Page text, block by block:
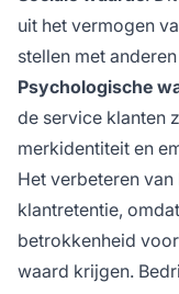
uit het vermogen
stellen met
Psychologische
de service klanten
merkidentiteit en
Het verbeteren
klantretentie,
betrokkenheid
waard krijgen.